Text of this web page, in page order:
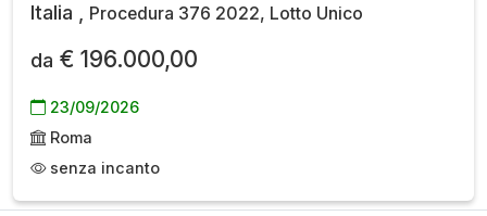
Italia ,
Procedura 376 2022, Lotto Unico
da € 196.000,00
23/09/2026
Roma
senza incanto